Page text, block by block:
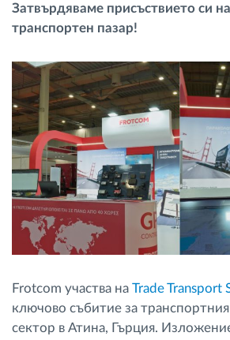
Контрол на достъпа
Управление на горивото
Планиране на маршрути и
Автоматична идентификация
Разберете за всички
Как отговаряме на нуждите на
флота
Затвърдяваме присъствието си
транспортен пазар!
Frotcom участва на Trade Transport
ключово събитие за
сектор в Атина, Гърция.